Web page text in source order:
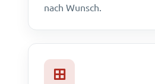
nach Wunsch.